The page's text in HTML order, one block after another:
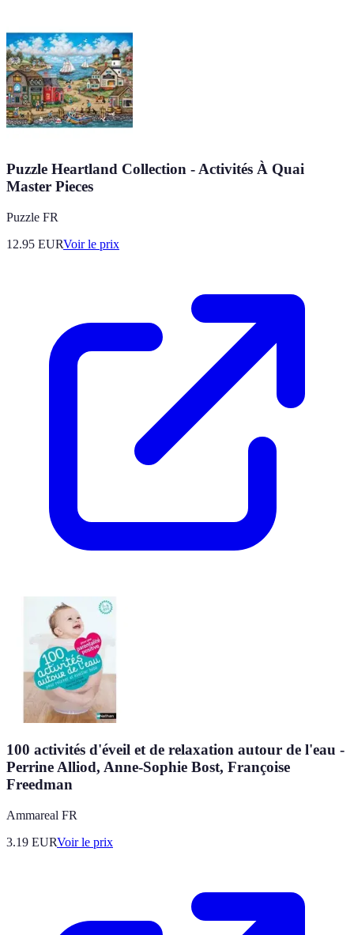
Puzzle Heartland Collection - Activités À Quai
Master Pieces
Puzzle FR
12.95 EURVoir le prix
100 activités d'éveil et de relaxation autour de l'eau -
Perrine Alliod, Anne-Sophie Bost, Françoise
Freedman
Ammareal FR
3.19 EURVoir le prix